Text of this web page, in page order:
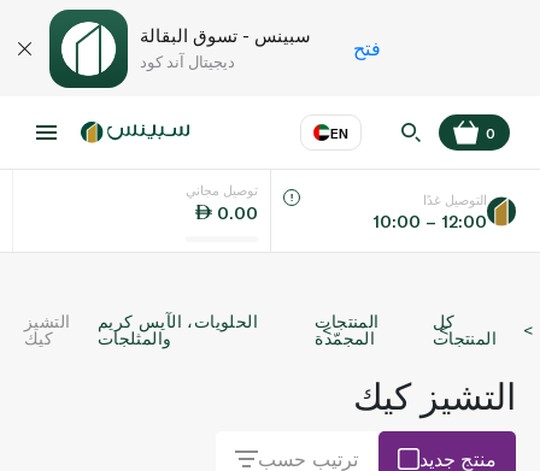
سبينس - تسوق البقالة
ديجيتال آند كود
فتح
EN
اللغة عر
0
توصيل مجاني
0.00
التوصيل غدًا
10:00 – 12:00
كل
المنتجات
المنتجات
المجمّدة
الحلويات، الآيس كريم
والمثلجات
التشيز
كيك
التشيز كيك
منتج جديد ترتيب حسب